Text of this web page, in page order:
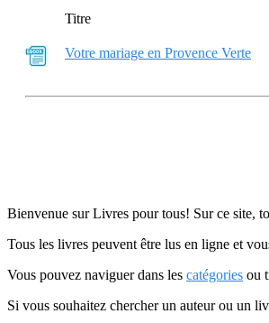
Titre
Votre mariage en Provence Verte
Bienvenue sur Livres pour tous! Sur ce site,
Tous les livres peuvent être lus en ligne et
Vous pouvez naviguer dans les catégories ou
Si vous souhaitez chercher un auteur ou un